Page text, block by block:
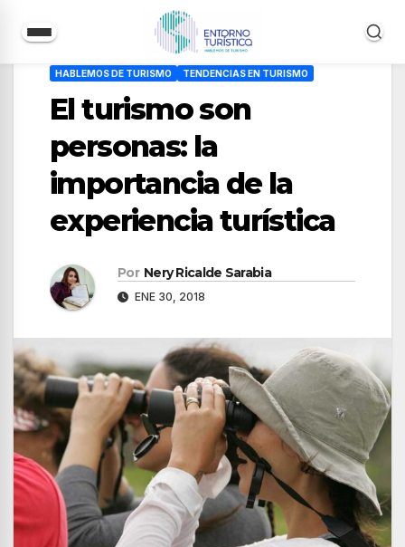
contenido
HABLEMOS DE TURISMO TENDENCIAS EN TURISMO
El turismo son
personas: la
importancia de la
experiencia turística
Por Nery Ricalde Sarabia
ENE 30, 2018